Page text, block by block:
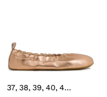
37 38 39 40 41